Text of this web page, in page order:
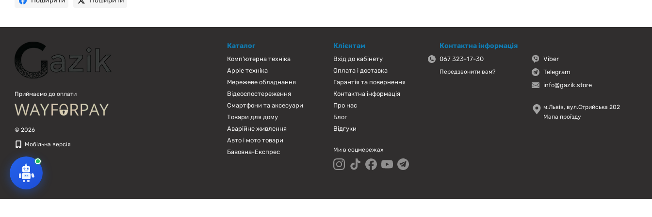
Приймаємо до оплати
© 2026
Мобільна версія
Каталог
Комп'ютерна техніка
Apple техніка
Мережеве обладнання
Відеоспостереження
Смартфони та аксесуари
Товари для дому
Аварійне живлення
Авто і мото товари
Бавовна-Експрес
Клієнтам
Вхід до кабінету
Оплата і доставка
Гарантія та повернення
Контактна інформація
Про нас
Блог
Відгуки
Ми в соцмережах
Контактна інформація
067 323-17-30
Передзвонити вам?
Viber
Telegram
info@gazik.store
м.Львів, вул.Стрийська 202
Мапа проїзду